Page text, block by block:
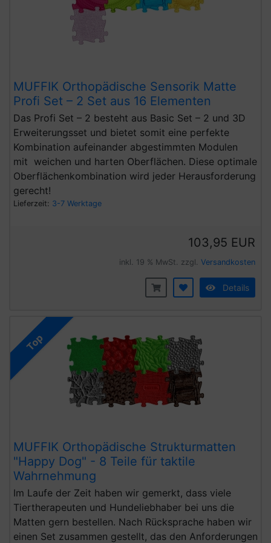
MUFFIK Orthopädische Sensorik Matte
Profi Set – 2 Set aus 16 Elementen
Das Profi Set – 2 besteht aus Basic Set – 2 und 3D
Erweiterungsset und bietet somit eine perfekte
Kombination aufeinander abgestimmten Modulen
mit weichen und harten Oberflächen. Diese optimale
Oberflächenkombination wird jeder Herausforderung
gerecht!
Lieferzeit: 3-7 Werktage
103,95 EUR
inkl. 19 % MwSt. zzgl. Versandkosten
Details
Top
MUFFIK Orthopädische Strukturmatten
"Happy Dog" - 8 Teile für taktile
Wahrnehmung
Im Laufe der Zeit haben wir gemerkt, dass viele
Tiertherapeuten und Hundeliebhaber bei uns die
Matten gern bestellen. Nach Rücksprache haben wir
einen Set zusammen gestellt, das den Anforderungen